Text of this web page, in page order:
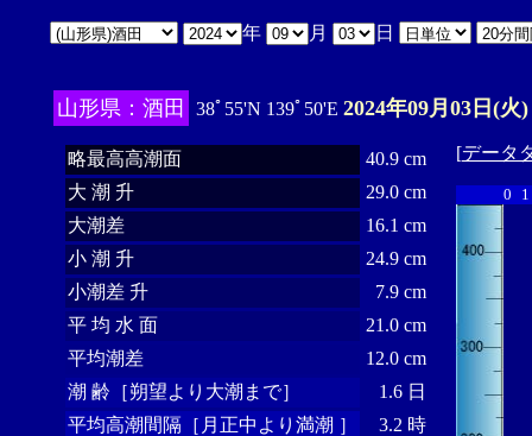
年 月 日
山形県：酒田 38ﾟ55'N 139ﾟ50'E 2024年09月03日(火)
略最高高潮面
40.9 cm
大 潮 升
29.0 cm
大潮差
16.1 cm
小 潮 升
24.9 cm
小潮差 升
7.9 cm
平 均 水 面
21.0 cm
平均潮差
12.0 cm
潮 齢［朔望より大潮まで］
1.6 日
平均高潮間隔［月正中より満潮 ］
3.2 時
[データ
0 1